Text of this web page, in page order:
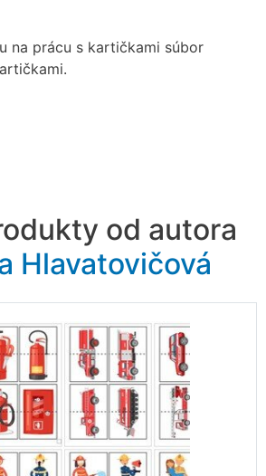
na prácu s kartičkami súbor
od autora
Hlavatovičová